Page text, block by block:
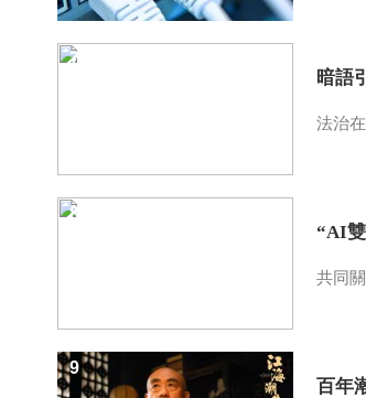
暗語
法治
7
“AI
共同
8
百年
9